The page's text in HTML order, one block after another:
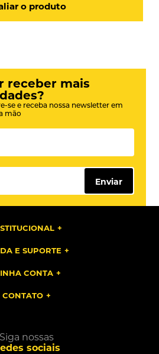
o produto
receber mais
se e receba nossa newsletter em
mão
Enviar
E SUPORTE
CONTA
CONTATO
Siga nossas
sociais